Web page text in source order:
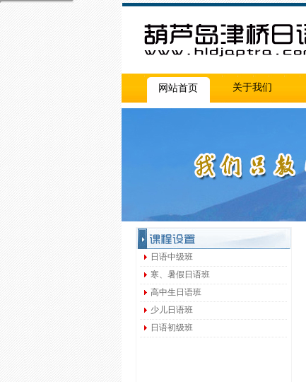
网站首页 关于我们
日语中级班
寒、暑假日语班
高中生日语班
少儿日语班
日语初级班